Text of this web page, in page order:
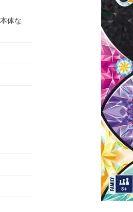
体な